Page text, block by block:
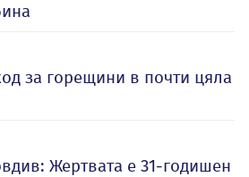
за горещини в почти цяла
Жертвата е 31-годишен